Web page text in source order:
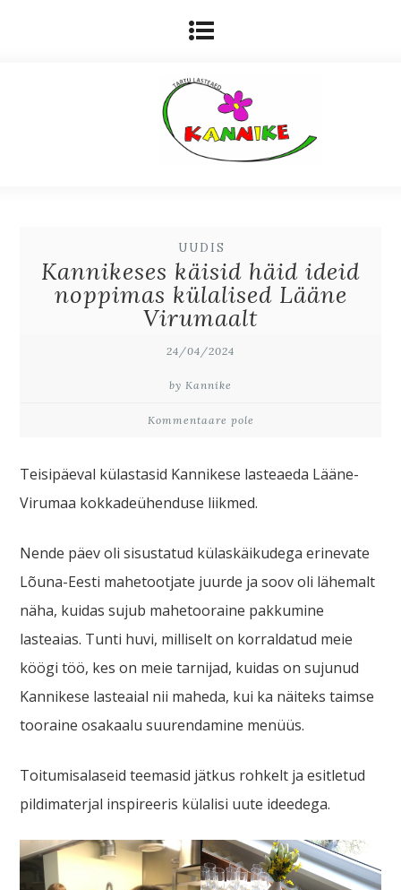
UUDIS
Kannikeses käisid häid ideid
noppimas külalised Lääne
Virumaalt
24/04/2024
by Kannike
Kommentaare pole
Teisipäeval külastasid Kannikese lasteaeda Lääne-
Virumaa kokkadeühenduse liikmed.
Nende päev oli sisustatud külaskäikudega erinevate
Lõuna-Eesti mahetootjate juurde ja soov oli lähemalt
näha, kuidas sujub mahetooraine pakkumine
lasteaias. Tunti huvi, milliselt on korraldatud meie
köögi töö, kes on meie tarnijad, kuidas on sujunud
Kannikese lasteaial nii maheda, kui ka näiteks taimse
tooraine osakaalu suurendamine menüüs.
Toitumisalaseid teemasid jätkus rohkelt ja esitletud
pildimaterjal inspireeris külalisi uute ideedega.